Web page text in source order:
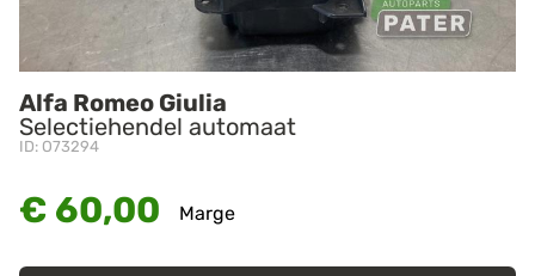
Alfa Romeo Giulia
Selectiehendel automaat
ID: O73294
€ 60,00 Marge